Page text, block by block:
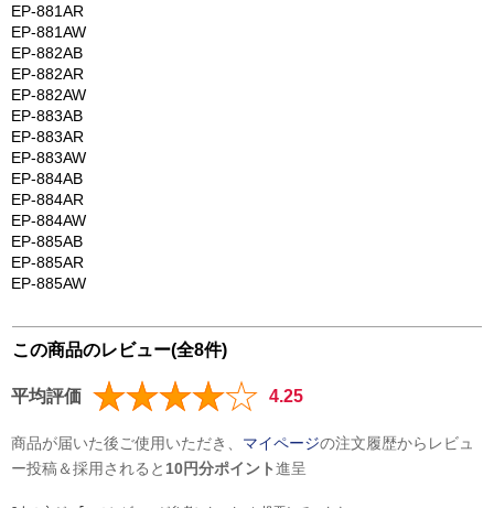
EP-881AR
EP-881AW
EP-882AB
EP-882AR
EP-882AW
EP-883AB
EP-883AR
EP-883AW
EP-884AB
EP-884AR
EP-884AW
EP-885AB
EP-885AR
EP-885AW
この商品のレビュー(全8件)
平均評価 4.25
商品が届いた後ご使用いただき、 マイページの注文履歴からレビュ
ー投稿＆採用されると 10円分ポイント進呈